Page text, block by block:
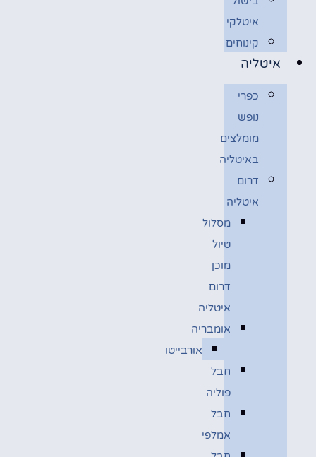
איטלקי
קינוחים
איטליה
כפרי
נופש
מומלצים
באיטליה
דרום
איטליה
מסלול
טיול
מוכן
דרום
איטליה
אומבריה
אורבייטו
חבל
פוליה
חבל
אמלפי